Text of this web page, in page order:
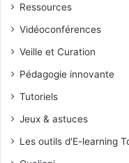
Ressources
Vidéoconférences
Veille et Curation
Pédagogie innovante
Tutoriels
Jeux & astuces
Les outils d'E-learning